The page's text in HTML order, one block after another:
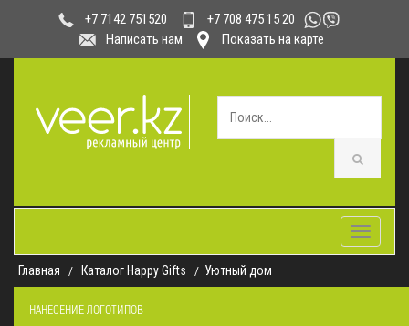
+7 7142 751520
+7 708 475 15 20
Написать нам
Показать на карте
Toggle
Главная
Каталог Happy Gifts Уютный дом
НАНЕСЕНИЕ ЛОГОТИПОВ